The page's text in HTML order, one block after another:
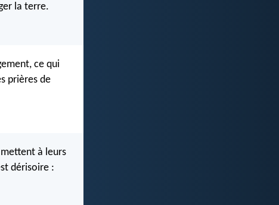
la terre.
ce qui
prières de
à leurs
dérisoire :